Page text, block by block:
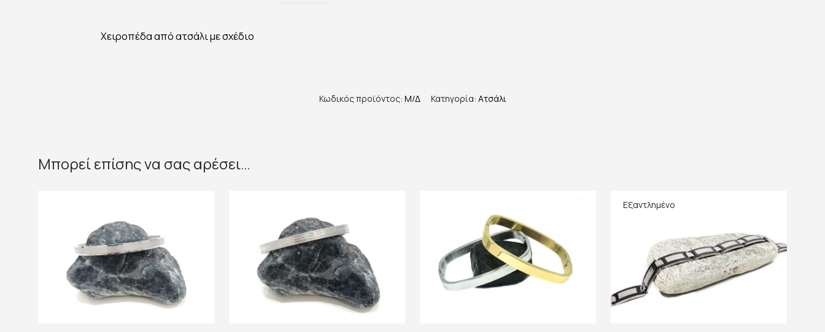
Χειροπέδα από ατσάλι με σχέδιο
Κωδικός προϊόντος: Μ/Δ Κατηγορία: Ατσάλι
Μπορεί επίσης να σας αρέσει…